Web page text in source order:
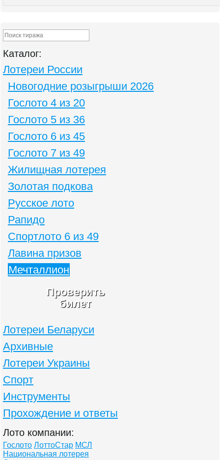
Каталог:
Лотереи России
Новогодние розыгрыши 2026
Гослото 4 из 20
Гослото 5 из 36
Гослото 6 из 45
Гослото 7 из 49
Жилищная лотерея
Золотая подкова
Русское лото
Рапидо
Спортлото 6 из 49
Лавина призов
Мечталлион
Проверить
билет
Лотереи Беларуси
Архивные
Лотереи Украины
Спорт
Инструменты
Прохождение и ответы
Лото компании:
Гослото ЛоттоСтар МСЛ
Национальная лотерея